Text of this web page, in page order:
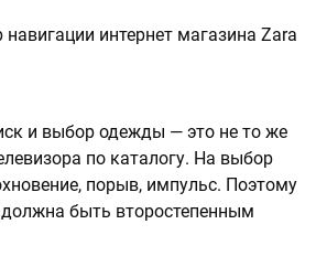
и выбор одежды — это не то же
по каталогу. На выбор
порыв, импульс. Поэтому
быть второстепенным